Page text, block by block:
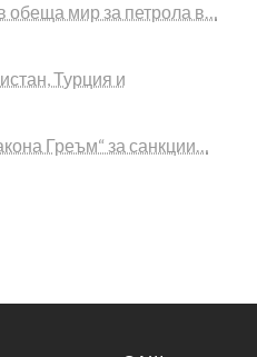
обеща мир за петрола в…
Турция и
Греъм“ за санкции…